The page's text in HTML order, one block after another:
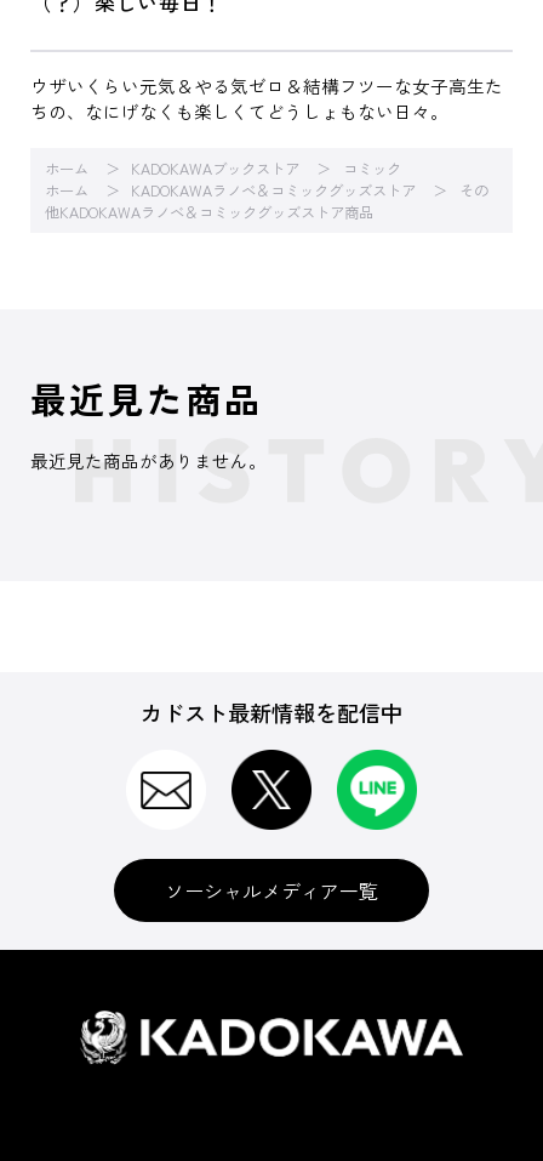
ウザいくらい元気＆やる気ゼロ＆結構フツーな女子高生た
ちの、なにげなくも楽しくてどうしょもない日々。
ホーム KADOKAWAブックストア
コミック
ホーム
KADOKAWAラノベ＆コミックグッズストア
その
他KADOKAWAラノベ＆コミックグッズストア商品
最近見た商品
最近見た商品がありません。
カドスト最新情報を配信中
ソーシャルメディア一覧